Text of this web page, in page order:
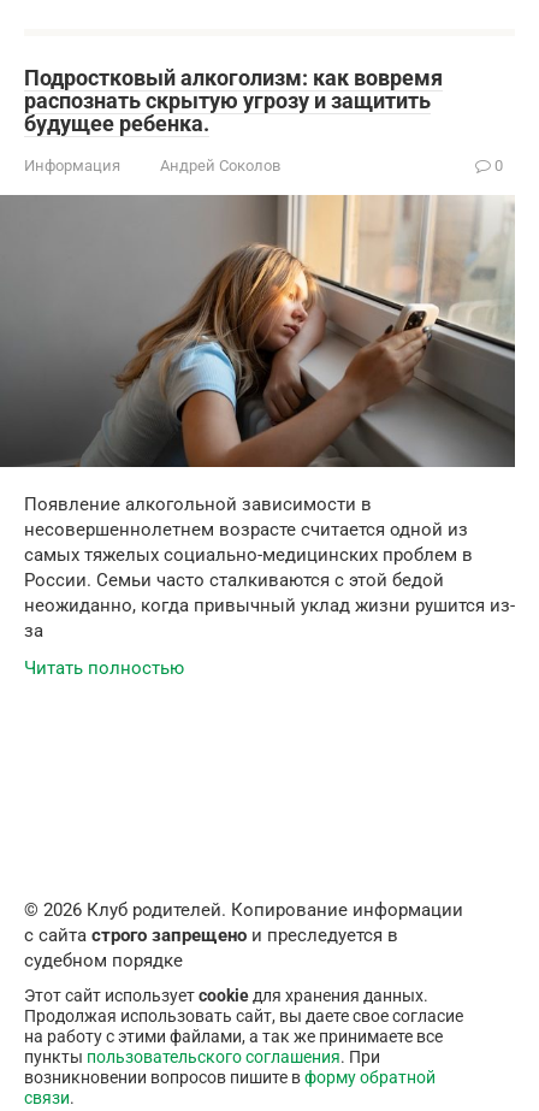
Подростковый алкоголизм: как вовремя
распознать скрытую угрозу и защитить
будущее ребенка.
Информация Андрей Соколов 0
Появление алкогольной зависимости в
несовершеннолетнем возрасте считается одной из
самых тяжелых социально-медицинских проблем в
России. Семьи часто сталкиваются с этой бедой
неожиданно, когда привычный уклад жизни рушится из-
за
Читать полностью
© 2026 Клуб родителей. Копирование информации
с сайта строго запрещено и преследуется в
судебном порядке
Этот сайт используетcookie для хранения данных.
Продолжая использовать сайт, вы даете свое согласие
на работу с этими файлами, а так же принимаете все
пункты пользовательского соглашения. При
возникновении вопросов пишите вформу обратной
связи.